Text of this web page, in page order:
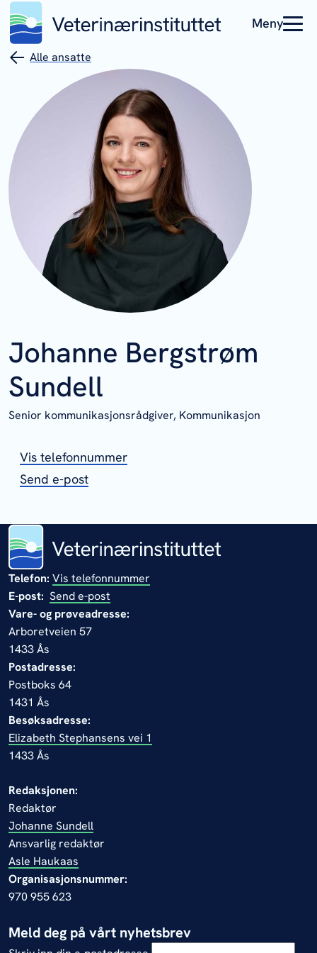
Meny
Alle ansatte
Johanne Bergstrøm
Sundell
Senior kommunikasjonsrådgiver, Kommunikasjon
Vis telefonnummer
Send e-post
Telefon: Vis telefonnummer
E-post: Send e-post
Vare- og prøveadresse:
Arboretveien 57
1433 Ås
Postadresse:
Postboks 64
1431 Ås
Besøksadresse:
Elizabeth Stephansens vei 1
1433 Ås
Redaksjonen:
Redaktør
Johanne Sundell
Ansvarlig redaktør
Asle Haukaas
Organisasjonsnummer:
970 955 623
Meld deg på vårt nyhetsbrev